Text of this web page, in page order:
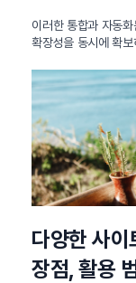
이러한 통합과 자동
확장성을 동시에 확
다양한 사이
장점, 활용